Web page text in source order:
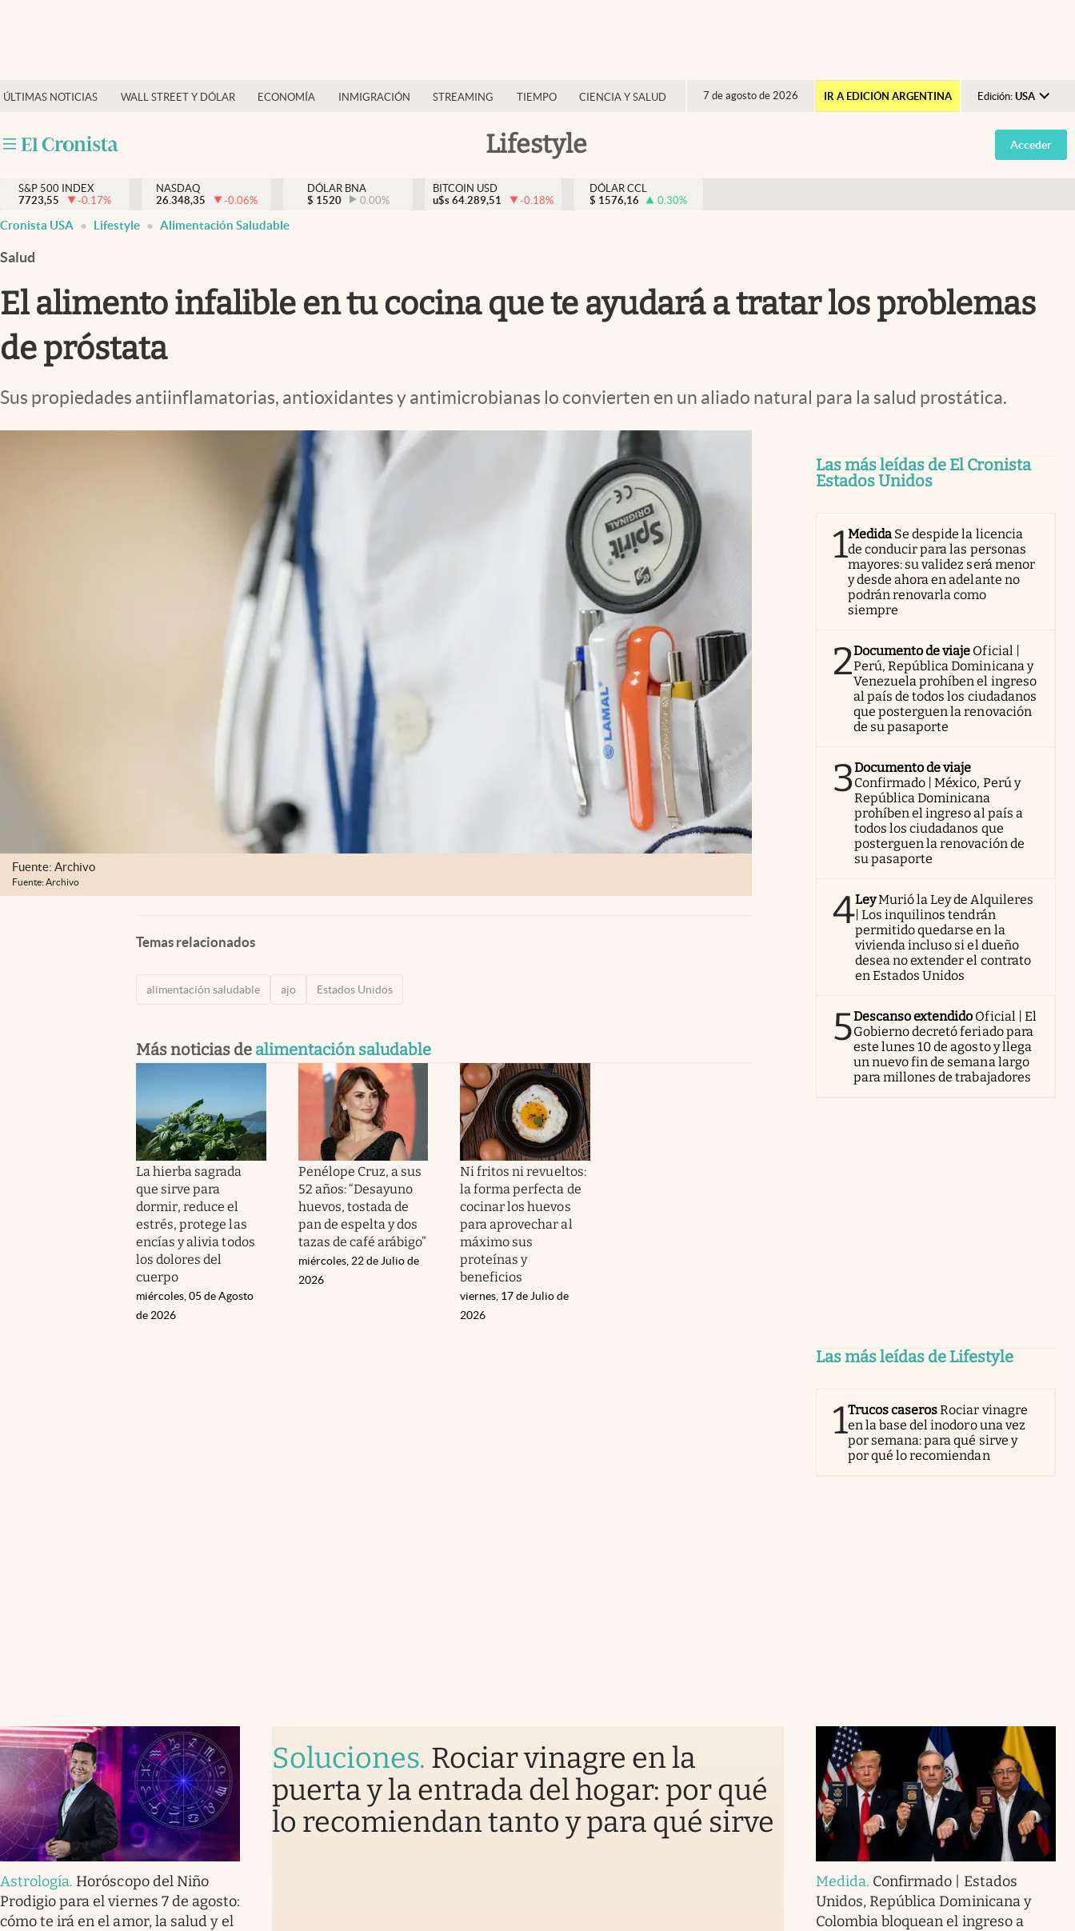
ÚLTIMAS NOTICIAS WALL STREET Y DÓLAR ECONOMÍA INMIGRACIÓN STREAMING TIEMPO CIENCIA Y SALUD 7 de agosto de 2026 IR A EDICIÓN ARGENTINA Edición: USA
Argentina
España
Lifestyle
Finanzas y economía
Inmigración
Trending
Streaming
PC y mobile
Acceder
S&P 500 INDEX
7723,55
-0.17%
NASDAQ
26.348,35
-0.06%
DÓLAR BNA
$ 1520 0.00%
BITCOIN USD
u$s 64.289,51 -0.18%
DÓLAR CCL
$ 1576,16 0.30%
Cronista USA Lifestyle Alimentación Saludable
Salud
El alimento infalible en tu cocina que te ayudará a tratar los problemas
de próstata
Sus propiedades antiinflamatorias, antioxidantes y antimicrobianas lo convierten en un aliado natural para la salud prostática.
Fuente: Archivo
Fuente: Archivo
Temas relacionados
alimentación saludable ajo Estados Unidos
Más noticias de alimentación saludable
La hierba sagrada
que sirve para
dormir, reduce el
estrés, protege las
encías y alivia todos
los dolores del
cuerpo
miércoles, 05 de Agosto
de 2026
Penélope Cruz, a sus
52 años: “Desayuno
huevos, tostada de
pan de espelta y dos
tazas de café arábigo”
miércoles, 22 de Julio de
2026
Ni fritos ni revueltos:
la forma perfecta de
cocinar los huevos
para aprovechar al
máximo sus
proteínas y
beneficios
viernes, 17 de Julio de
2026
Las más leídas de El Cronista
Estados Unidos
1Medida Se despide la licencia
de conducir para las personas
mayores: su validez será menor
y desde ahora en adelante no
podrán renovarla como
siempre
2Documento de viaje Oficial |
Perú, República Dominicana y
Venezuela prohíben el ingreso
al país de todos los ciudadanos
que posterguen la renovación
de su pasaporte
3Documento de viaje
Confirmado | México, Perú y
República Dominicana
prohíben el ingreso al país a
todos los ciudadanos que
posterguen la renovación de
su pasaporte
4LeyMurió la Ley de Alquileres
| Los inquilinos tendrán
permitido quedarse en la
vivienda incluso si el dueño
desea no extender el contrato
en Estados Unidos
5Descanso extendido Oficial | El
Gobierno decretó feriado para
este lunes 10 de agosto y llega
un nuevo fin de semana largo
para millones de trabajadores
Las más leídas de Lifestyle
1Trucos caserosRociar vinagre
en la base del inodoro una vez
por semana: para qué sirve y
por qué lo recomiendan
Astrología. Horóscopo del Niño
Prodigio para el viernes 7 de agosto:
cómo te irá en el amor, la salud y el
Soluciones. Rociar vinagre en la
puerta y la entrada del hogar: por qué
lo recomiendan tanto y para qué sirve
Medida. Confirmado | Estados
Unidos, República Dominicana y
Colombia bloquean el ingreso a